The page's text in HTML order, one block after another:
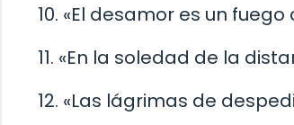
10. «El desamor es un
11. «En la soledad de la
12. «Las lágrimas de